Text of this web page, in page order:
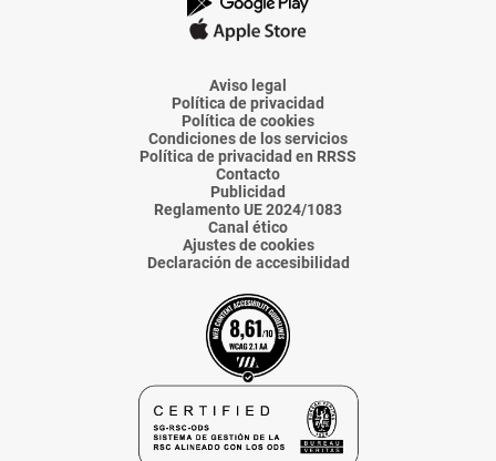
La
Voz
Almería
La
Voz
Almería
La
Voz
Almería
La
Voz
Almería
La
Voz
Aviso legal
Política de privacidad
Política de cookies
Condiciones de los servicios
Política de privacidad en RRSS
Contacto
Publicidad
Reglamento UE 2024/1083
Canal ético
Ajustes de cookies
Declaración de accesibilidad